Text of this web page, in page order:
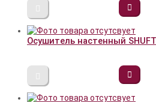
Осушитель настенный